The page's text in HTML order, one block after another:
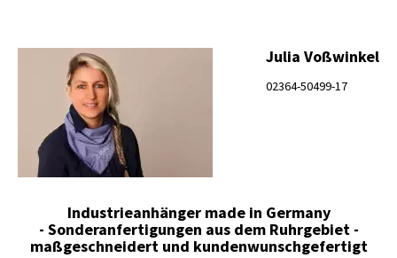
Julia Voßwinkel
02364-50499-17
Industrieanhänger made in Germany
- Sonderanfertigungen aus dem Ruhrgebiet -
maßgeschneidert und kundenwunschgefertigt